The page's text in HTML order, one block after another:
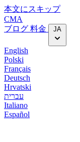
本文にスキップ
CMA
ブログ 料金 JA
English
Polski
Français
Deutsch
Hrvatski
עברית
Italiano
Español